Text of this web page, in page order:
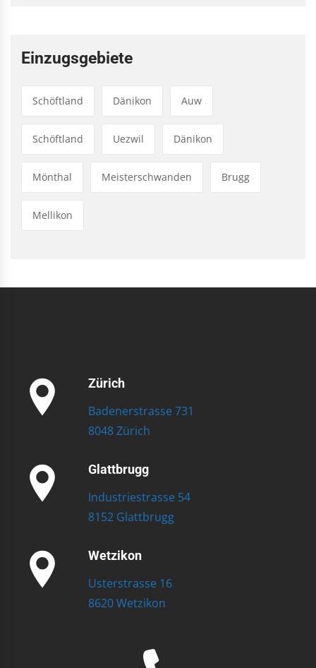
Einzugsgebiete
Schöftland Dänikon Auw
Schöftland Uezwil Dänikon
Mönthal Meisterschwanden Brugg
Mellikon
Zürich
Badenerstrasse 731
8048 Zürich
Glattbrugg
Industriestrasse 54
8152 Glattbrugg
Wetzikon
Usterstrasse 16
8620 Wetzikon